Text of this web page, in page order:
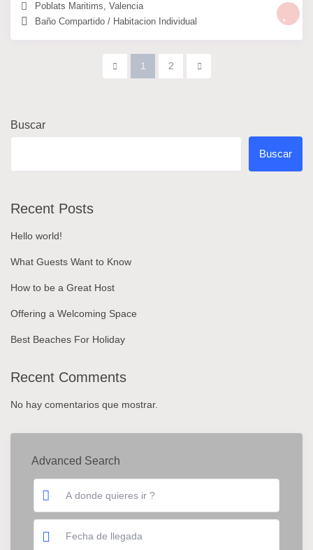
Poblats Maritims,Valencia
Baño Compartido / Habitacion Individual
1 2
Buscar
Buscar
Recent Posts
Hello world!
What Guests Want to Know
How to be a Great Host
Offering a Welcoming Space
Best Beaches For Holiday
Recent Comments
No hay comentarios que mostrar.
Advanced Search